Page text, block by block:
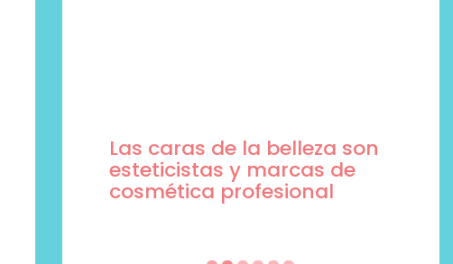
Las caras de la belleza son
esteticistas y marcas de
cosmética profesional